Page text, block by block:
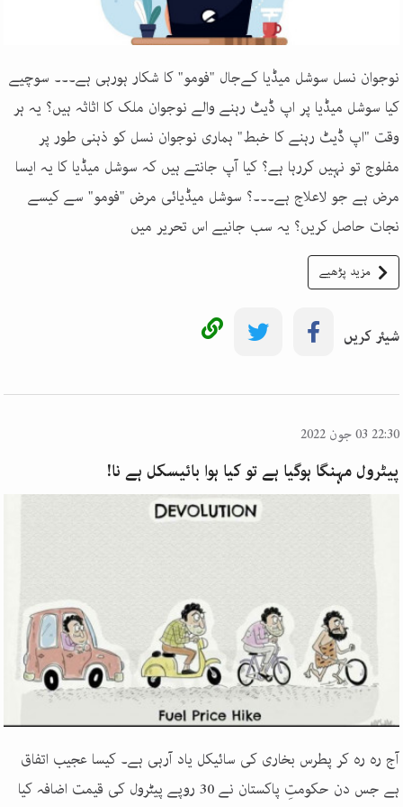
نوجوان نسل سوشل میڈیا کےجال "فومو" کا شکار ہورہی ہے۔۔۔ سوچیے
کیا سوشل میڈیا پر اپ ڈیٹ رہنے والے نوجوان ملک کا اثاثہ ہیں؟ یہ ہر
وقت "اپ ڈیٹ رہنے کا خبط" ہماری نوجوان نسل کو ذہنی طور پر
مفلوج تو نہیں کررہا ہے؟ کیا آپ جانتے ہیں کہ سوشل میڈیا کا یہ ایسا
مرض ہے جو لاعلاج ہے۔۔۔؟ سوشل میڈیائی مرض "فومو" سے کیسے
نجات حاصل کریں؟ یہ سب جانیے اس تحریر میں
مزید پڑھیے
شیئر کریں
22:30 03 جون 2022
پیٹرول مہنگا ہوگیا ہے تو کیا ہوا بائیسکل ہے نا!
آج رہ رہ کر پطرس بخاری کی سائیکل یاد آرہی ہے۔ کیسا عجیب اتفاق
ہے جس دن حکومتِ پاکستان نے 30 روپے پیٹرول کی قیمت اضافہ کیا